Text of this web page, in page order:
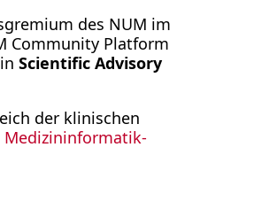
des NUM im
Community Platform
Scientific Advisory
der klinischen
Medizininformatik-